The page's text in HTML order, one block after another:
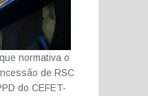
normativa o
de RSC
do CEFET-